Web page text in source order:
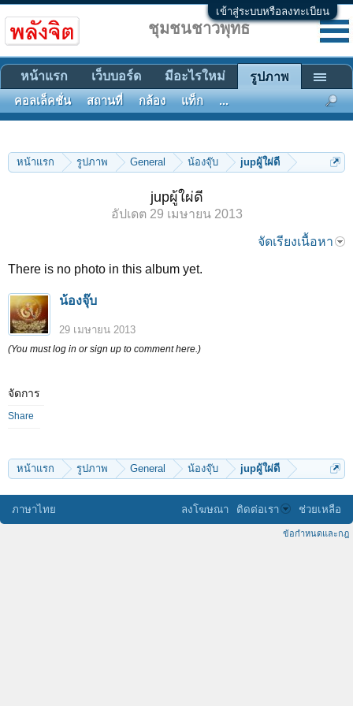
เข้าสู่ระบบหรือลงทะเบียน
หน้าแรก รูปภาพ General น้องจุ๊บ jupผู้ใผ่ดี
jupผู้ใผ่ดี
อัปเดต 29 เมษายน 2013
จัดเรียงเนื้อหา
There is no photo in this album yet.
น้องจุ๊บ
29 เมษายน 2013
(You must log in or sign up to comment here.)
จัดการ
Share
หน้าแรก รูปภาพ General น้องจุ๊บ jupผู้ใผ่ดี
ชุมชนชาวพุทธ
หน้าแรก เว็บบอร์ด มีอะไรใหม่ รูปภาพ
คอลเล็คชั่น สถานที่ กล้อง แท็ก ...
ภาษาไทย ลงโฆษณา ติดต่อเรา ช่วยเหลือ
ข้อกำหนดและกฎ